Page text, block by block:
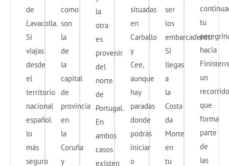
de
Lavacolla.
Si
viajas
desde
el
territorio
nacional
español
lo
más
seguro
como
son
la
de
la
capital
de
provincia
en
la
Coruña
y
la
otra
es
provenir
del
norte
de
Portugal.
En
ambos
casos
existen
situadas
en
Carballo
y
Cee,
aunque
hay
paradas
donde
podrás
iniciar
o
ser
los
embarcaderos.
Si
llegas
a
la
Costa
da
Morte
en
tu
tu
hacia
un
recorrido
que
forma
parte
de
las